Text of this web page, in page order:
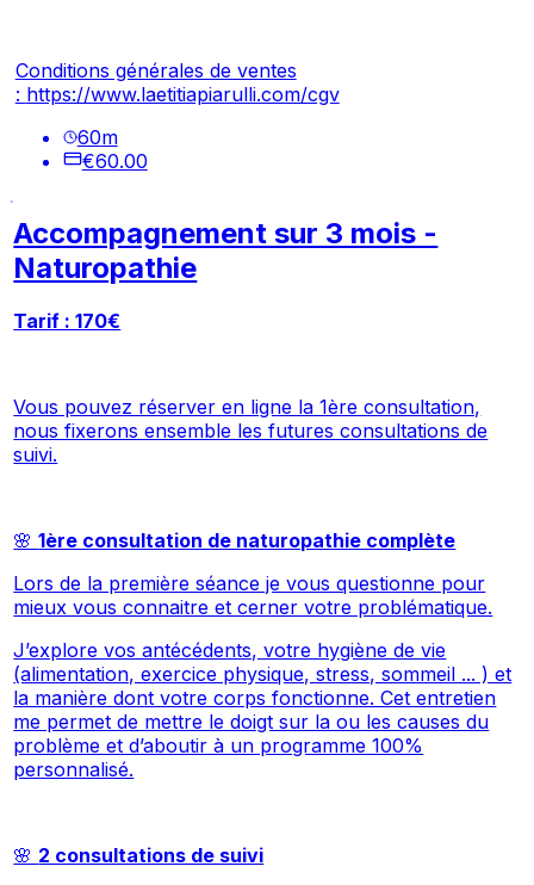
Conditions générales de ventes
: https://www.laetitiapiarulli.com/cgv
60m
€60.00
Accompagnement sur 3 mois -
Naturopathie
Tarif : 170€
Vous pouvez réserver en ligne la 1ère consultation,
nous fixerons ensemble les futures consultations de
suivi.
🌸1ère consultation de naturopathie complète
Lors de la première séance je vous questionne pour
mieux vous connaitre et cerner votre problématique.
J’explore vos antécédents, votre hygiène de vie
(alimentation, exercice physique, stress, sommeil ... ) et
la manière dont votre corps fonctionne. Cet entretien
me permet de mettre le doigt sur la ou les causes du
problème et d’aboutir à un programme 100%
personnalisé.
🌸 2 consultations de suivi